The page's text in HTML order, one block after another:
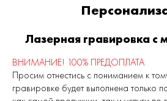
- с PVD-покрытием (PVD:
конденсацией из паровой
physical vapour deposition;
отделки, гарантирующий
позволяющий придать предмету
сохранив при этом его
метод используется в
роскоши, в частности, часов,
Лазерная гравировка с
ВНИМАНИЕ! 100% ПРЕДОПЛАТА
Просим отнестись с пониманием к
гравировке будет выполнена только